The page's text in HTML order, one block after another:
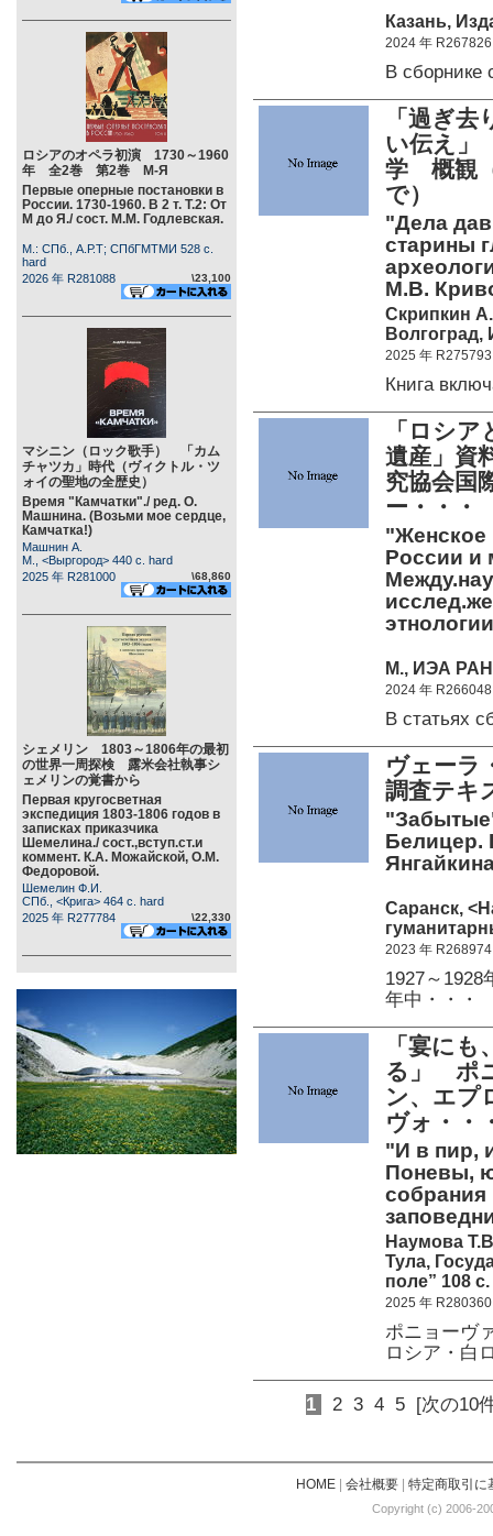
ロシアのオペラ初演 1730～1960
年 全2巻 第2巻 М-Я
Первые оперные постановки в
России. 1730-1960. В 2 т. Т.2: От
М до Я./ сост. М.М. Годлевская.
М.: СПб., А.Р.Т; СПбГМТМИ 528 c.
hard
2026 年 R281088
\23,100
マシニン（ロック歌手） 「カム
チャツカ」時代（ヴィクトル・ツ
ォイの聖地の全歴史）
Время "Камчатки"./ ред. О.
Машнина. (Возьми мое сердце,
Камчатка!)
Машнин А.
М., <Выргород> 440 c. hard
2025 年 R281000
\68,860
シェメリン 1803～1806年の最初
の世界一周探検 露米会社執事シ
ェメリンの覚書から
Первая кругосветная
экспедиция 1803-1806 годов в
записках приказчика
Шемелина./ сост.,вступ.ст.и
коммент. К.А. Можайской, О.М.
Федоровой.
Шемелин Ф.И.
СПб., <Крига> 464 c. hard
2025 年 R277784
\22,330
Казань,
2024 年 R267826
В сборнике
「過ぎ
い伝え」
学 概観
で）
"Дела
старины
М.В.
Скрипкин
Волгоград,
2025 年 R275793
Книга
「ロシ
遺産」資
究協会国
ー・・・
"Женское
России и
М., ИЭА РАН
2024 年 R266048
В статьях
ヴェーラ
調査テ
Белицер.
Саранск,
2023 年 R268974
1927～1928
年中・・・
「宴に
る」 ポ
ン、エプ
ヴォ・・
"И в пир,
Поневы,
собрания
Наумова
Тула,
поле” 108
2025 年 R280360
ポニョーヴ
ロシア・白
1 2 3 4 5 [次の10
HOME| 会社概要| 特定商取引に
Copyright (c) 2006-